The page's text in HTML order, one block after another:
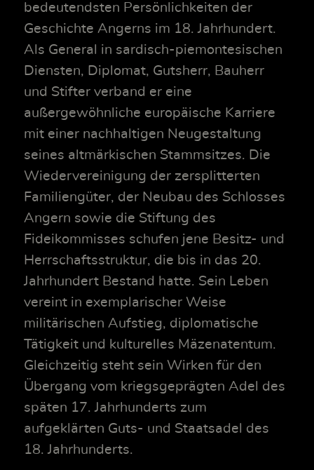
bedeutendsten Persönlichkeiten der
Geschichte Angerns im 18. Jahrhundert.
Als General in sardisch-piemontesischen
Diensten, Diplomat, Gutsherr, Bauherr
und Stifter verband er eine
außergewöhnliche europäische Karriere
mit einer nachhaltigen Neugestaltung
seines altmärkischen Stammsitzes. Die
Wiedervereinigung der zersplitterten
Familiengüter, der Neubau des Schlosses
Angern sowie die Stiftung des
Fideikommisses schufen jene Besitz- und
Herrschaftsstruktur, die bis in das 20.
Jahrhundert Bestand hatte. Sein Leben
vereint in exemplarischer Weise
militärischen Aufstieg, diplomatische
Tätigkeit und kulturelles Mäzenatentum.
Gleichzeitig steht sein Wirken für den
Übergang vom kriegsgeprägten Adel des
späten 17. Jahrhunderts zum
aufgeklärten Guts- und Staatsadel des
18. Jahrhunderts.